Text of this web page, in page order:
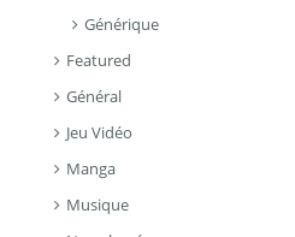
Générique
Featured
Général
Jeu Vidéo
Manga
Musique